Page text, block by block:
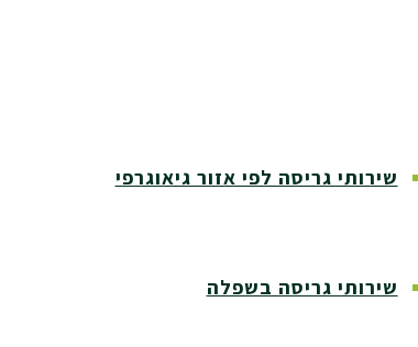
שירותי גריסה לפי אזור גיאוגרפי
שירותי גריסה בשפלה